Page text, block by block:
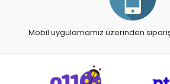
Mobil uygulamamız üzerinden